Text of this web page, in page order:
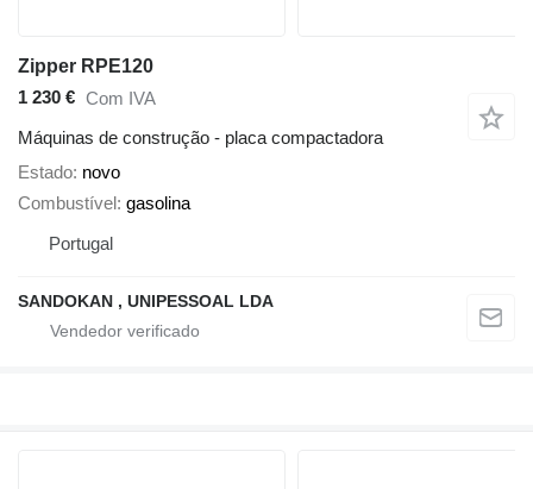
Zipper RPE120
1 230 € Com IVA
Máquinas de construção - placa compactadora
Estado novo
Combustível
gasolina
Portugal
SANDOKAN , UNIPESSOAL LDA